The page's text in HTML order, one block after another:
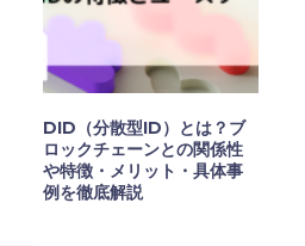
DID（分散型ID）とは？ブ
ロックチェーンとの関係性
や特徴・メリット・具体事
例を徹底解説